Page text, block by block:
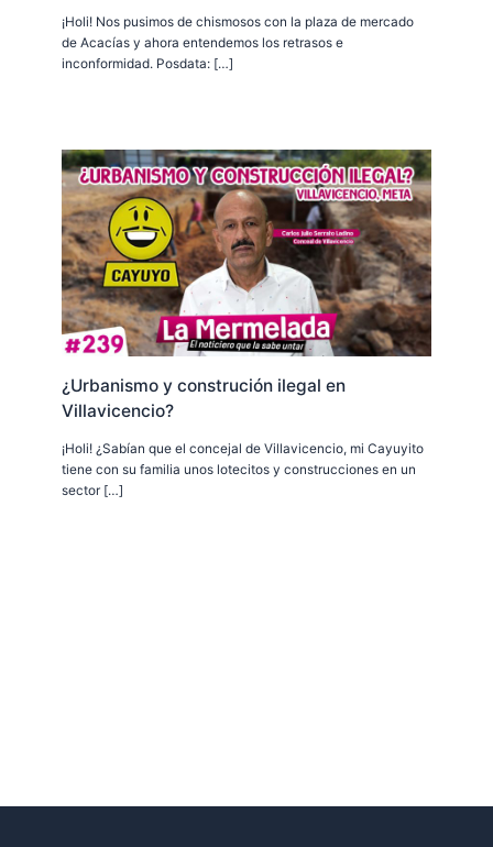
¡Holi! Nos pusimos de chismosos con la plaza de mercado
de Acacías y ahora entendemos los retrasos e
inconformidad. Posdata: […]
¿Urbanismo y construción ilegal en
Villavicencio?
¡Holi! ¿Sabían que el concejal de Villavicencio, mi Cayuyito
tiene con su familia unos lotecitos y construcciones en un
sector […]